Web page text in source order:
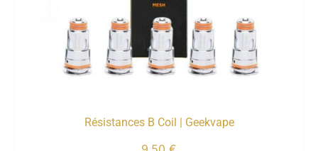
Résistances B Coil | Geekvape